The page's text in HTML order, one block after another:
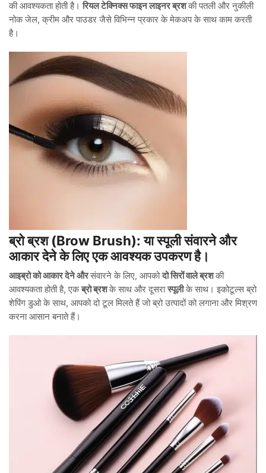
की आवश्यकता होती है।रियल टेक्निक्स फाइन लाइनर ब्रशकी पतली और नुकीली
नोक जेल, क्रीम और पाउडर जैसे विभिन्न प्रकार के मेकअप के साथ काम करती
है।
ब्रो ब्रश (Brow Brush): या स्पूली संवारने और
आकार देने के लिए एक आवश्यक उपकरण है।
आइब्रो को आकार देने औरसंवारने के लिए, आपकोदो सिरों वाले ब्रशकी
आवश्यकता होती है, एकब्रो ब्रशके साथ और दूसरास्पूलीके साथ। इकोटूल्स ब्रो
शेपिंग डुओ के साथ, आपको दो टूल मिलते हैं जो ब्रो उत्पादों को लगाना और मिश्रण
करना आसान बनाते हैं।